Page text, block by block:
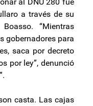
a través de su
“Mientras
gobernadores para
saca por decreto
por ley”, denunció
casta. Las cajas